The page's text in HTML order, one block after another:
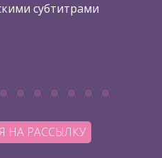
субтитрами
НА РАССЫЛКУ